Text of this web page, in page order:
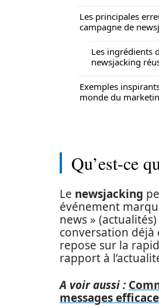
Les principales
campagne de
Les ingrédients
newsjacking
Exemples
monde du
Qu’est-ce
Le newsjacking
événement
news »
conversation déjà
repose sur la
rapport à
A voir aussi :
messages